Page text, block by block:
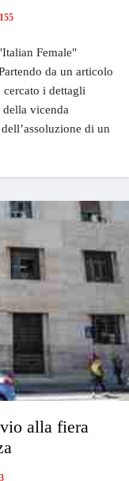
155
Female"
da un articolo
i dettagli
vicenda
di un
alla fiera